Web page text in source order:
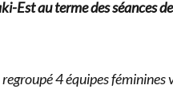
Est au terme des séances
4 équipes féminines